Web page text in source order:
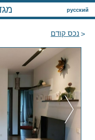
русский
נכס קודם